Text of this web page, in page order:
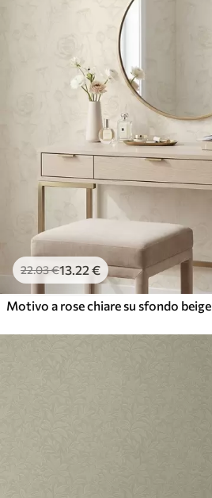
22.03€13.22 €
Motivo a rose chiare su sfondo beige